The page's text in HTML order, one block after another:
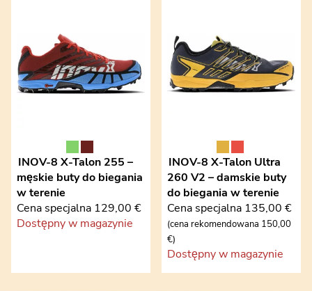
INOV-8 X-Talon 255 –
męskie buty do biegania
w terenie
Cena specjalna 129,00 €
Dostępny w magazynie
INOV-8 X-Talon Ultra
260 V2 – damskie buty
do biegania w terenie
Cena specjalna 135,00 €
(cena rekomendowana 150,00
€)
Dostępny w magazynie